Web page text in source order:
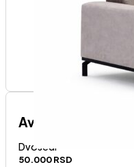
Avola dvosed
Dvosedi
50.000RSD